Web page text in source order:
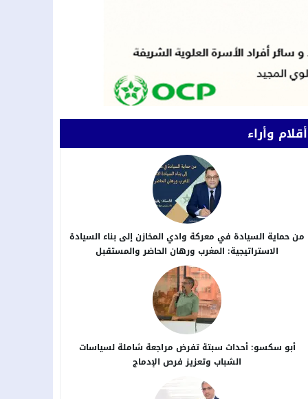
أقلام وأراء
من حماية السيادة في معركة وادي المخازن إلى بناء السيادة
الاستراتيجية: المغرب ورهان الحاضر والمستقبل
أبو سكسو: أحداث سبتة تفرض مراجعة شاملة لسياسات
الشباب وتعزيز فرص الإدماج